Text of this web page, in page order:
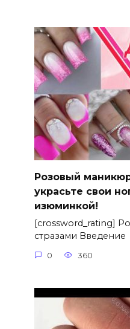
Розовый
украсьте свои
изюминкой!
[crossword_rating]
стразами Введение
0 360